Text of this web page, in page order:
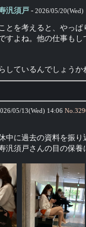
汎須戸 - 2026/05/20(Wed)
とを考えると、やっ
すよね。他の仕事も
しているんでしょう
05/13(Wed) 14:06 No.
中に過去の資料を振
汎須戸さんの目の保